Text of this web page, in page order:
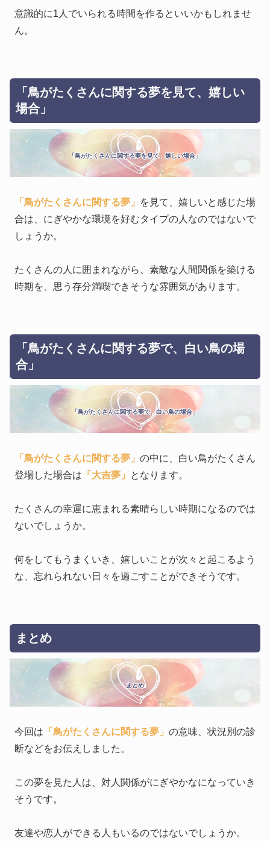
意識的に1人でいられる時間を作るといいかもしれませ
ん。
「鳥がたくさんに関する夢を見て、嬉しい
場合」
「鳥がたくさんに関する夢を見て、嬉しい場合」
「鳥がたくさんに関する夢」
を見て、嬉しいと感じた場
合は、にぎやかな環境を好むタイプの人なのではないで
しょうか。
たくさんの人に囲まれながら、素敵な人間関係を築ける
時期を、思う存分満喫できそうな雰囲気があります。
「鳥がたくさんに関する夢で、白い鳥の場
合」
「鳥がたくさんに関する夢で、白い鳥の場合」
「鳥がたくさんに関する夢」 の中に、白い鳥がたくさん
登場した場合は 「大吉夢」 となります。
たくさんの幸運に恵まれる素晴らしい時期になるのでは
ないでしょうか。
何をしてもうまくいき、嬉しいことが次々と起こるよう
な、忘れられない日々を過ごすことができそうです。
まとめ
まとめ
今回は 「鳥がたくさんに関する夢」 の意味、状況別の診
断などをお伝えしました。
この夢を見た人は、対人関係がにぎやかなになっていき
そうです。
友達や恋人ができる人もいるのではないでしょうか。